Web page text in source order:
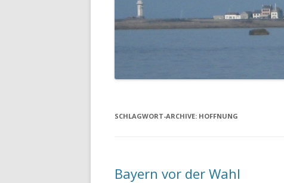
SCHLAGWORT-ARCHIVE: HOFFNUNG
Bayern vor der Wahl